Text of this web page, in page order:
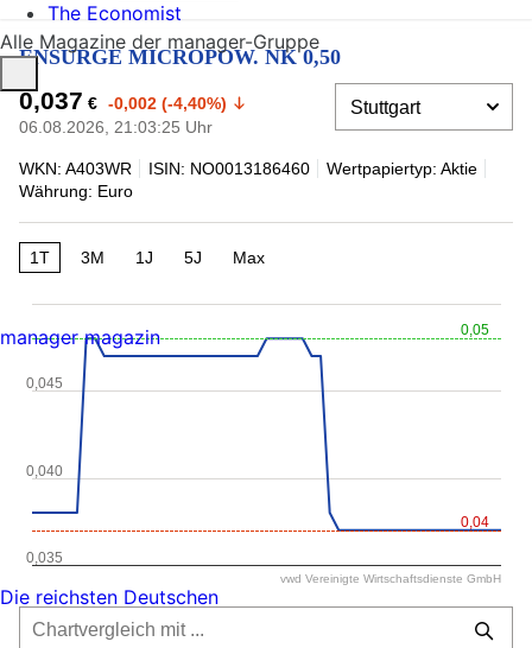
ENSURGE MICROPOW. NK 0,50
0,037 € -0,002 (-4,40%)
06.08.2026, 21:03:25 Uhr
WKN: A403WR ISIN: NO0013186460
Wertpapiertyp: Aktie
Währung: Euro
1T 3M 1J 5J Max
0,05
0,04
0,035
0,040
0,045
vwd Vereinigte Wirtschaftsdienste GmbH
The Economist
Alle Magazine der manager-Gruppe
manager magazin
Die reichsten Deutschen